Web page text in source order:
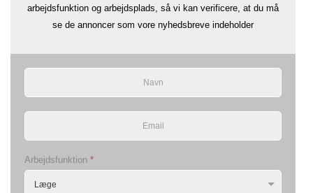
arbejdsfunktion og arbejdsplads, så vi kan verificere, at du må
se de annoncer som vore nyhedsbreve indeholder
Arbejdsfunktion *